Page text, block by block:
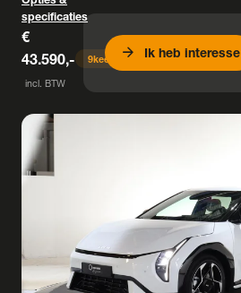
specificaties
€
43.590,-
incl. BTW
9keer bekeken
arrow_forward Ik heb interesse